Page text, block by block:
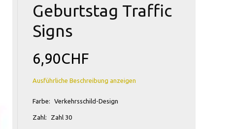
Geburtstag Traffic
Signs
6,90CHF
Ausführliche Beschreibung anzeigen
Farbe: Verkehrsschild-Design
Zahl: Zahl 30